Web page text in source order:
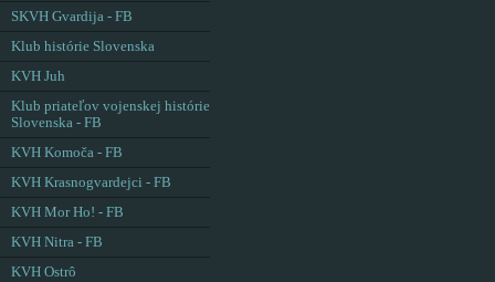
SKVH Gvardija - FB
Klub histórie Slovenska
KVH Juh
Klub priateľov vojenskej histórie
Slovenska - FB
KVH Komoča - FB
KVH Krasnogvardejci - FB
KVH Mor Ho! - FB
KVH Nitra - FB
KVH Ostrô